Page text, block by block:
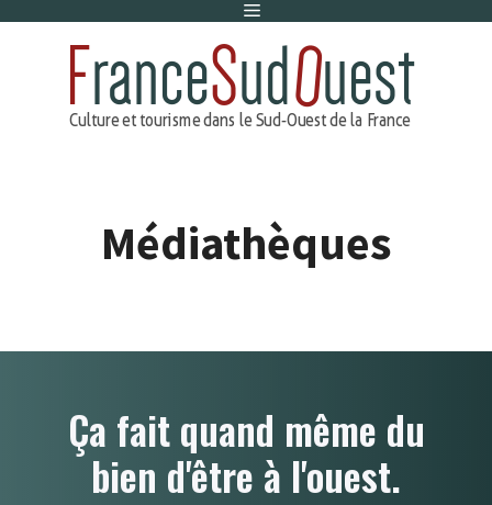
Menu
Médiathèques
Ça fait quand même du
bien d'être à l'ouest.